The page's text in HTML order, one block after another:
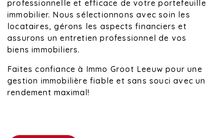
professionnelle et efficace de votre portefeuille
immobilier. Nous sélectionnons avec soin les
locataires, gérons les aspects financiers et
assurons un entretien professionnel de vos
biens immobiliers.
Faites confiance à Immo Groot Leeuw pour une
gestion immobilière fiable et sans souci avec un
rendement maximal!